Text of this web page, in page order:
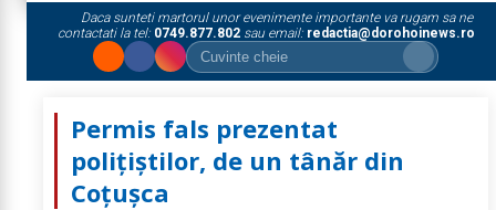
Daca sunteti martorul unor evenimente importante va rugam sa ne
contactati la tel: 0749.877.802sau email: redactia@dorohoinews.ro
Permis fals prezentat
polițiștilor, de un tânăr din
Coțușca